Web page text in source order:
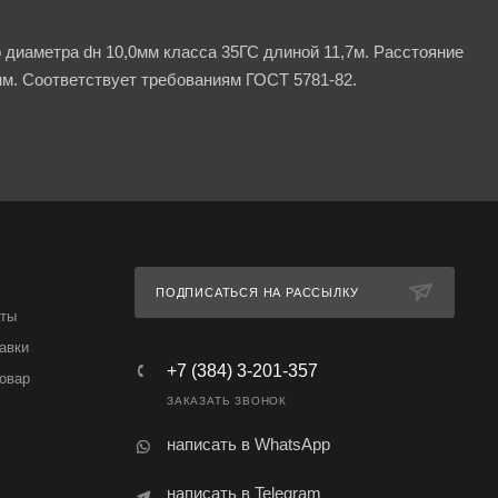
dн 10,0мм класса 35ГС длиной 11,7м. Расстояние
Соответствует требованиям ГОСТ 5781-82.
ПОДПИСАТЬСЯ НА РАССЫЛКУ
+7 (384) 3-201-357
ЗАКАЗАТЬ ЗВОНОК
написать в WhatsApp
написать в Telegram